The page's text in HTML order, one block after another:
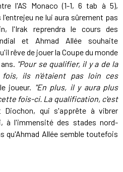
l'AS Monaco (1-1, 6 tab à 5),
ne lui aura sûrement pas
l'Irak reprendra le cours des
et Ahmad Allée souhaite
rêve de jouer la Coupe du monde
"Pour se qualifier, il y a de la
fois, ils n'étaient pas loin ces
joueur. "En plus, il y aura plus
fois-ci. La qualification, c'est
Diochon, qui s'apprête à vibrer
à l'immensité des stades nord-
qu'Ahmad Allée semble toutefois